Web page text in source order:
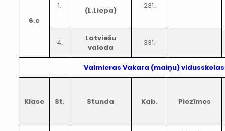
6.c
1.
(L.Liepa)
231.
4.
Latviešu
valoda
331.
Valmieras Vakara (maiņu)
Klase St. Stunda Kab. Piezīmes